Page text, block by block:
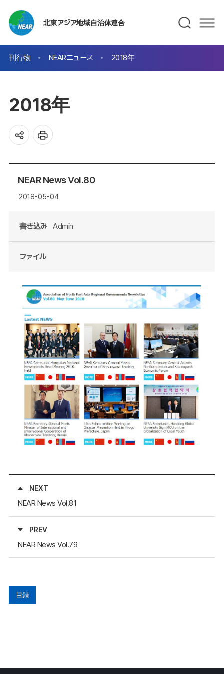
北東アジア地域自治体連合
刊行物 NEARニュース 2018年
2018年
NEAR News Vol.80
2018-05-04
書き込み Admin
ファイル
NEXT
NEAR News Vol.81
PREV
NEAR News Vol.79
目録